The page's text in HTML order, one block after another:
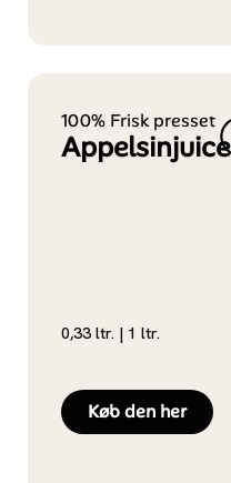
100% Frisk presset
Appelsinjuice
0,33 ltr. | 1 ltr.
Køb den her